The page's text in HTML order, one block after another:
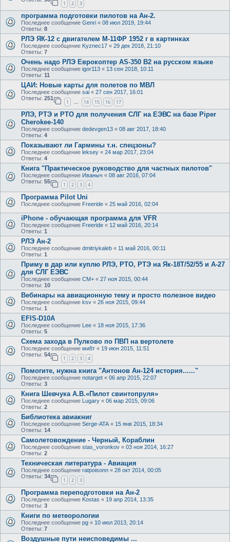
1 2 3
программа подготовки пилотов на Ан-2.
Последнее сообщение Genri « 08 июл 2019, 19:44
Ответы: 8
РЛЭ ЯК-12 с двигателем М-11ФР 1952 г в картинках
Последнее сообщение Kyznec17 « 29 дек 2018, 21:10
Ответы: 7
Очень надо РЛЭ Еврокоптер AS-350 B2 на русском языке
Последнее сообщение igor113 « 13 сен 2018, 10:11
Ответы: 11
ЦАИ: Новые карты для полетов по МВЛ
Последнее сообщение sai « 27 сен 2017, 16:01
Ответы: 251
1 … 14 15 16 17
РЛЭ, РТЭ и РТО для получения СЛГ на ЕЭВС на базе Piper
Cherokee-140
Последнее сообщение dedevgen13 « 08 авг 2017, 18:40
Ответы: 4
Показывают ли Гармины т.н. спецзоны?
Последнее сообщение leksey « 24 мар 2017, 23:04
Ответы: 4
Книга "Практическое руководство для частных пилотов"
Последнее сообщение Иваныч « 08 авг 2016, 07:04
Ответы: 55
1 2 3 4
Программа Pilot Uni
Последнее сообщение Freeride « 25 май 2016, 02:04
iPhone - обучающая программа для VFR
Последнее сообщение Freeride « 12 май 2016, 20:14
Ответы: 1
РЛЭ Ан-2
Последнее сообщение dmitriykaleb « 11 май 2016, 00:11
Ответы: 1
Приму в дар или куплю РЛЭ, РТО, РТЭ на Як-18Т/52/55 и А-27
для СЛГ ЕЭВС
Последнее сообщение CM+ « 27 ноя 2015, 00:44
Ответы: 10
Вебинары на авиационную тему и просто полезное видео
Последнее сообщение ksv « 26 ноя 2015, 09:44
Ответы: 1
EFIS-D10A
Последнее сообщение Lee « 18 ноя 2015, 17:36
Ответы: 5
Схема захода в Пулково по ПВП на вертолете
Последнее сообщение ми8т « 19 июн 2015, 11:51
Ответы: 54
1 2 3 4
Помогите, нужна книга "Антонов Ан-124 история......"
Последнее сообщение notarget « 06 апр 2015, 22:07
Ответы: 3
Книга Шевчука А.В.«Пилот свинтопруля»
Последнее сообщение Lugary « 06 мар 2015, 09:06
Ответы: 2
Библиотека авиакниг
Последнее сообщение Serge-ATA « 15 янв 2015, 18:34
Ответы: 14
Самолетовождение - Черный, Кораблин
Последнее сообщение stas_voronkov « 03 ноя 2014, 16:27
Ответы: 2
Техническая литература - Авиация
Последнее сообщение ratpoisonn « 28 окт 2014, 00:05
Ответы: 34
1 2 3
Программа переподготовки на Ан-2
Последнее сообщение Kostas « 19 апр 2014, 13:35
Ответы: 3
Книги по метеорологии
Последнее сообщение pg « 10 июл 2013, 20:14
Ответы: 7
Воздушные пути неисповедимы ...